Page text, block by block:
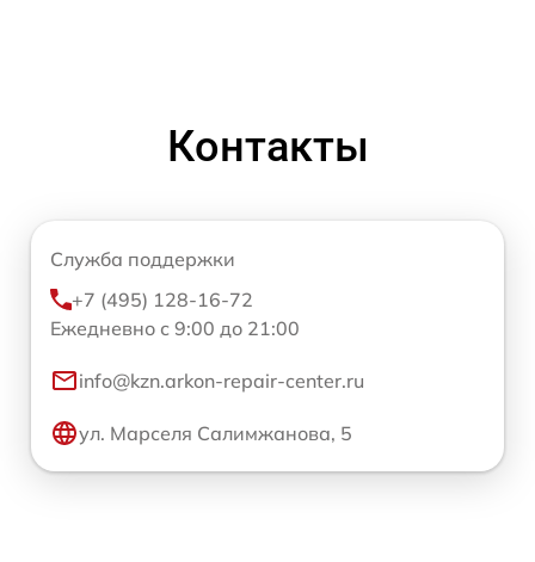
Контакты
Служба поддержки
+7 (495) 128-16-72
Ежедневно с 9:00 до 21:00
info@kzn.arkon-repair-center.ru
ул. Марселя Салимжанова, 5